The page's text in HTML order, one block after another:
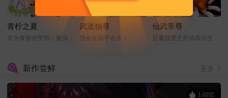
青柠之夏
名为青春的赞歌，被深情的奏响！
武道独尊
我命在我不在天！
仙武帝尊
且看我置之死地而后生
新作尝鲜
1.02亿